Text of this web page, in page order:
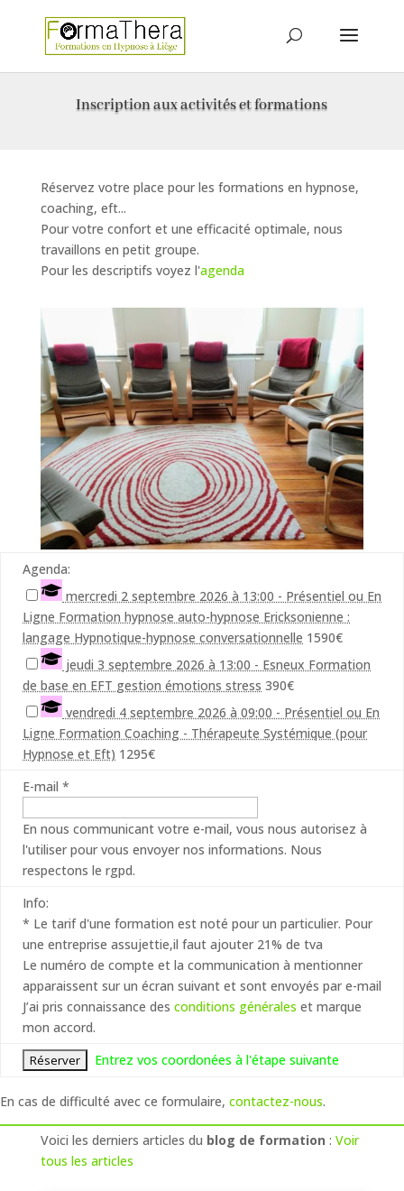
Inscription aux activités et formations
Réservez votre place pour les formations en hypnose,
coaching, eft...
Pour votre confort et une efficacité optimale, nous
travaillons en petit groupe.
Pour les descriptifs voyez l'agenda
Agenda:
mercredi 2 septembre 2026 à 13:00 - Présentiel ou En
Ligne Formation hypnose auto-hypnose Ericksonienne :
langage Hypnotique-hypnose conversationnelle 1590€
jeudi 3 septembre 2026 à 13:00 - Esneux Formation
de base en EFT gestion émotions stress 390€
vendredi 4 septembre 2026 à 09:00 - Présentiel ou En
Ligne Formation Coaching - Thérapeute Systémique (pour
Hypnose et Eft) 1295€
E-mail *
En nous communicant votre e-mail, vous nous autorisez à
l'utiliser pour vous envoyer nos informations. Nous
respectons le rgpd.
Info:
* Le tarif d'une formation est noté pour un particulier. Pour
une entreprise assujettie,il faut ajouter 21% de tva
Le numéro de compte et la communication à mentionner
apparaissent sur un écran suivant et sont envoyés par e-mail
J’ai pris connaissance des conditions générales et marque
mon accord.
Entrez vos coordonées à l'étape suivante
En cas de difficulté avec ce formulaire, contactez-nous.
Voici les derniers articles du blog de formation : Voir
tous les articles